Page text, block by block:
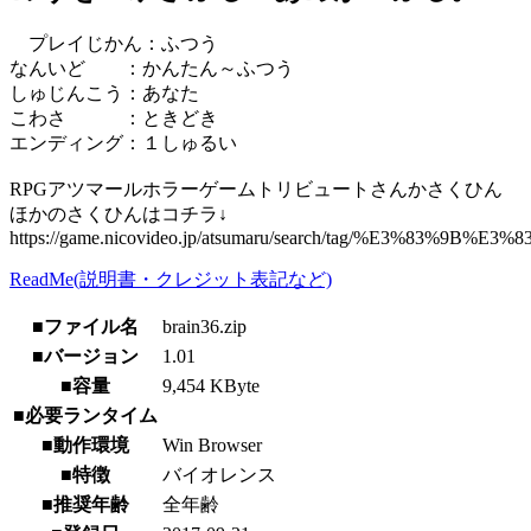
プレイじかん：ふつう
なんいど ：かんたん～ふつう
しゅじんこう：あなた
こわさ ：ときどき
エンディング：１しゅるい
RPGアツマールホラーゲームトリビュートさんかさくひん
ほかのさくひんはコチラ↓
https://game.nicovideo.jp/atsumaru/search/tag/
ReadMe(説明書・クレジット表記など)
■ファイル名
brain36.zip
■バージョン
1.01
■容量
9,454 KByte
■必要ランタイム
■動作環境
Win Browser
■特徴
バイオレンス
■推奨年齢
全年齢